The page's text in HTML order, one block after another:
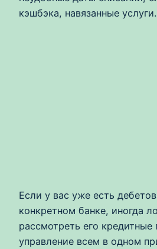
кэшбэка, навязанные услуги.
Если у вас уже есть
конкретном банке, иногда
рассмотреть его кредитные
управление всем в одном